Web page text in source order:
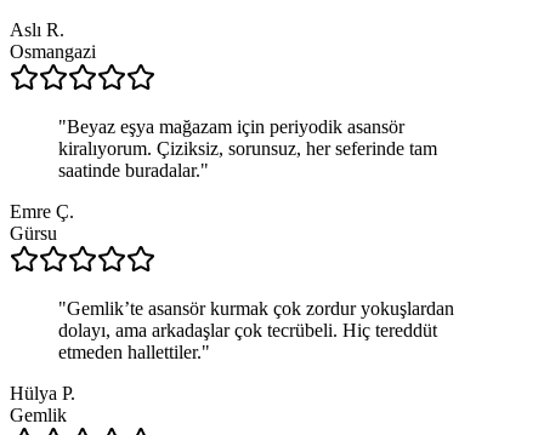
Aslı R.
Osmangazi
"Beyaz eşya mağazam için periyodik asansör
kiralıyorum. Çiziksiz, sorunsuz, her seferinde tam
saatinde buradalar."
Emre Ç.
Gürsu
"Gemlik’te asansör kurmak çok zordur yokuşlardan
dolayı, ama arkadaşlar çok tecrübeli. Hiç tereddüt
etmeden hallettiler."
Hülya P.
Gemlik